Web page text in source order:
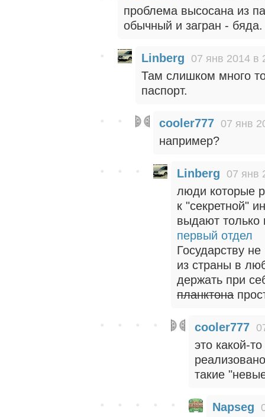
проблема высосана из
обычный и загран - бяда.
Linberg 07 янв 2014 в
Там слишком много
паспорт.
cooler777 07 янв
например?
Linberg 07 янв
люди которые
к "секретной"
выдают только
первый отдел
Государству
из страны в
держать при
планктона
cooler777
это какой-
такие
Napseg